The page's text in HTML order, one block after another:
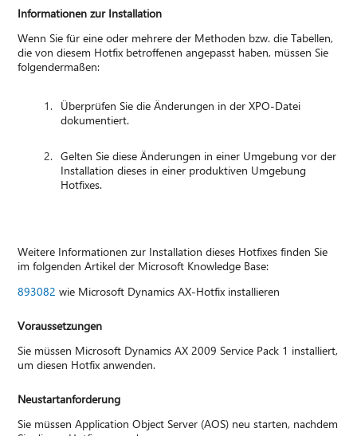
Informationen zur Installation
Wenn Sie für eine oder mehrere der Methoden bzw. die Tabellen,
die von diesem Hotfix betroffenen angepasst haben, müssen Sie
folgendermaßen:
Überprüfen Sie die Änderungen in der XPO-Datei
dokumentiert.
Gelten Sie diese Änderungen in einer Umgebung vor der
Installation dieses in einer produktiven Umgebung
Hotfixes.
Weitere Informationen zur Installation dieses Hotfixes finden Sie
im folgenden Artikel der Microsoft Knowledge Base:
893082 wie Microsoft Dynamics AX-Hotfix installieren
Voraussetzungen
Sie müssen Microsoft Dynamics AX 2009 Service Pack 1 installiert,
um diesen Hotfix anwenden.
Neustartanforderung
Sie müssen Application Object Server (AOS) neu starten, nachdem